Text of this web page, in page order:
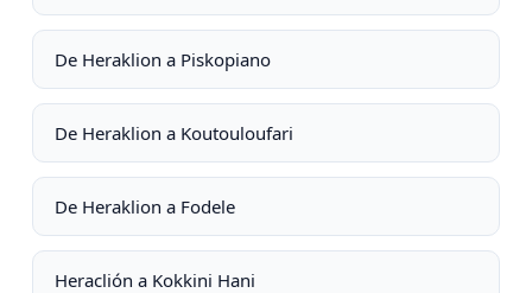
De Heraklion a Piskopiano
De Heraklion a Koutouloufari
De Heraklion a Fodele
Heraclión a Kokkini Hani